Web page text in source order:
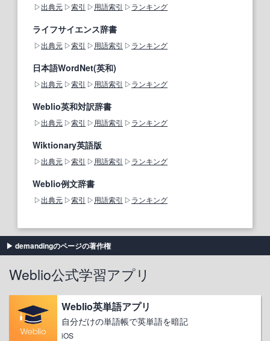
出典元 索引 用語索引 ランキング
ライフサイエンス辞書
出典元 索引 用語索引 ランキング
日本語WordNet(英和)
出典元 索引 用語索引 ランキング
Weblio英和対訳辞書
出典元 索引 用語索引 ランキング
Wiktionary英語版
出典元 索引 用語索引 ランキング
Weblio例文辞書
出典元 索引 用語索引 ランキング
demandingのページの著作権
Weblio公式学習アプリ
Weblio英単語アプリ
自分だけの単語帳で英単語を暗記
iOS